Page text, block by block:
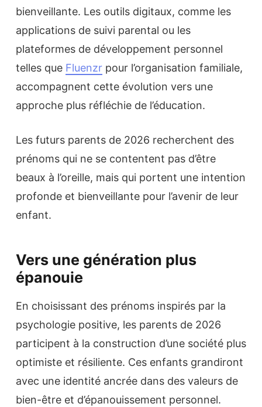
bienveillante. Les outils digitaux, comme les
applications de suivi parental ou les
plateformes de développement personnel
telles que Fluenzr pour l’organisation familiale,
accompagnent cette évolution vers une
approche plus réfléchie de l’éducation.
Les futurs parents de 2026 recherchent des
prénoms qui ne se contentent pas d’être
beaux à l’oreille, mais qui portent une intention
profonde et bienveillante pour l’avenir de leur
enfant.
Vers une génération plus
épanouie
En choisissant des prénoms inspirés par la
psychologie positive, les parents de 2026
participent à la construction d’une société plus
optimiste et résiliente. Ces enfants grandiront
avec une identité ancrée dans des valeurs de
bien-être et d’épanouissement personnel.